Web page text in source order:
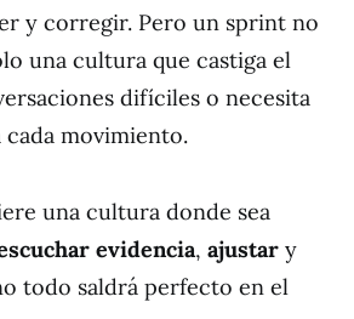
y corregir. Pero un sprint no
una cultura que castiga el
difíciles o necesita
movimiento.
una cultura donde sea
evidencia, ajustar y
todo saldrá perfecto en el